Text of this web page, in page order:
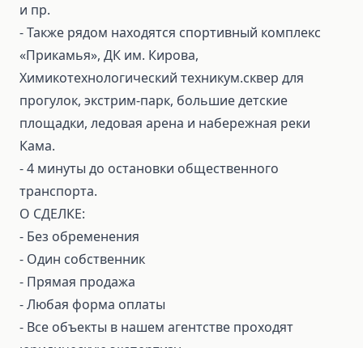
и пр.
- Также рядом находятся спортивный комплекс
«Прикамья», ДК им. Кирова,
Химикотехнологический техникум.сквер для
прогулок, экстрим-парк, большие детские
площадки, ледовая арена и набережная реки
Кама.
- 4 минуты до остановки общественного
транспорта.
О СДЕЛКЕ:
⁃ Без обременения
⁃ Один собственник
⁃ Прямая продажа
⁃ Любая форма оплаты
⁃ Все объекты в нашем агентстве проходят